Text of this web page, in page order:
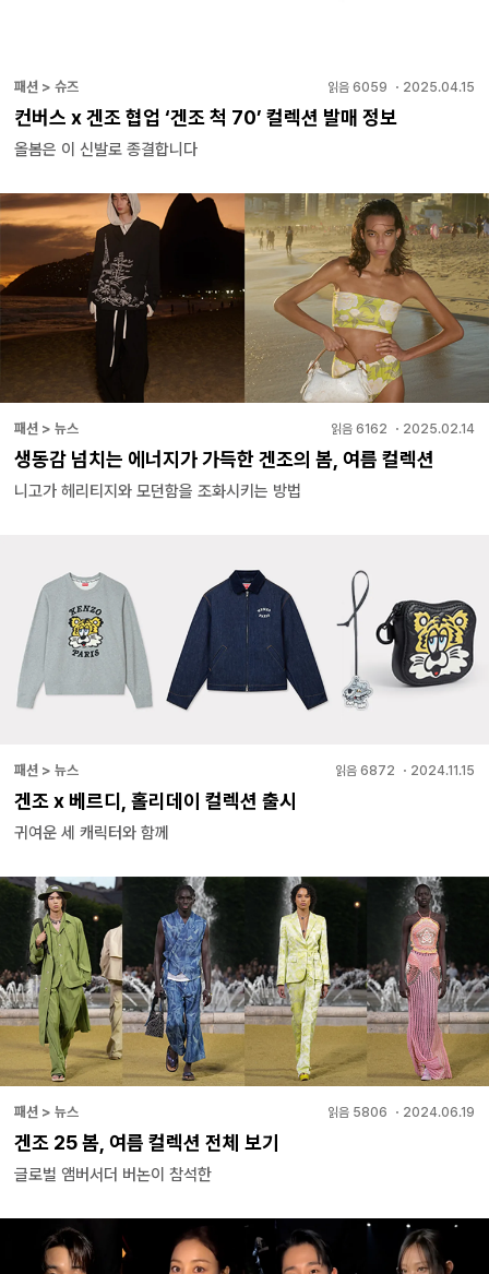
패션 > 슈즈 읽음 6059 ・ 2025.04.15
컨버스 x 겐조 협업 ‘겐조 척 70’ 컬렉션 발매 정보
올봄은 이 신발로 종결합니다
패션 > 뉴스 읽음 6162 ・ 2025.02.14
생동감 넘치는 에너지가 가득한 겐조의 봄, 여름 컬렉션
니고가 헤리티지와 모던함을 조화시키는 방법
패션 > 뉴스 읽음 6872 ・ 2024.11.15
겐조 x 베르디, 홀리데이 컬렉션 출시
귀여운 세 캐릭터와 함께
패션 > 뉴스 읽음 5806 ・ 2024.06.19
겐조 25 봄, 여름 컬렉션 전체 보기
글로벌 앰버서더 버논이 참석한